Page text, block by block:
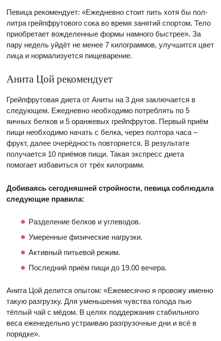
Певица рекомендует: «Ежедневно стоит пить хотя бы пол-
литра грейпфрутового сока во время занятий спортом. Тело
приобретает вожделенные формы намного быстрее». За
пару недель уйдёт не менее 7 килограммов, улучшится цвет
лица и нормализуется пищеварение.
Анита Цой рекомендует
Грейпфрутовая диета от Аниты на 3 дня заключается в
следующем. Ежедневно необходимо потреблять по 5
яичных белков и 5 оранжевых грейпфрутов. Первый приём
пищи необходимо начать с белка, через полтора часа –
фрукт, далее очерёдность повторяется. В результате
получается 10 приёмов пищи. Такая экспресс диета
помогает избавиться от трёх килограмм.
Добиваясь сегодняшней стройности, певица соблюдала
следующие правила:
Разделение белков и углеводов.
Умеренные физические нагрузки.
Активный питьевой режим.
Последний приём пищи до 19.00 вечера.
Анита Цой делится опытом: «Ежемесячно я провожу именно
такую разгрузку. Для уменьшения чувства голода пью
тёплый чай с мёдом. В целях поддержания стабильного
веса еженедельно устраиваю разгрузочные дни и всё в
порядке».